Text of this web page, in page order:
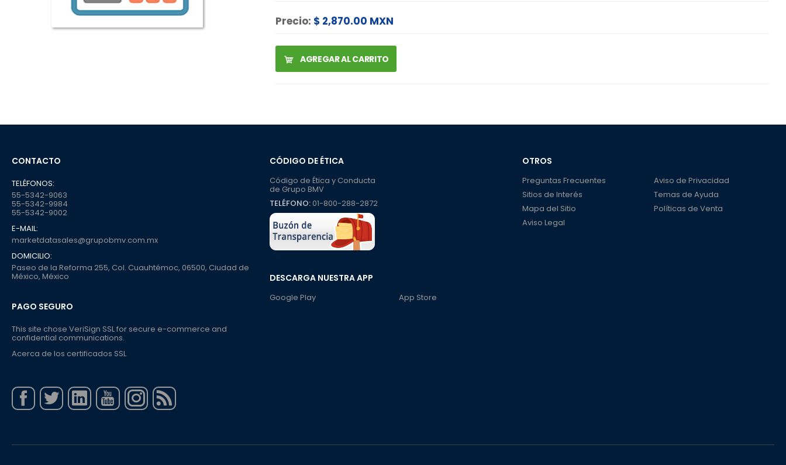
Precio: $ 2,870.00 MXN
AGREGAR AL CARRITO
CÓDIGO DE ÉTICA
Código de Ética y Conducta
de Grupo BMV
TELÉFONO:01-800-288-2872
DESCARGA NUESTRA APP
Google Play App Store
OTROS
Preguntas Frecuentes
Sitios de Interés
Mapa del Sitio
Aviso Legal
Aviso de Privacidad
Temas de Ayuda
Políticas de Venta
CONTACTO
TELÉFONOS:
55-5342-9063
55-5342-9984
55-5342-9002
E-MAIL:
marketdatasales@grupobmv.com.mx
DOMICILIO:
Paseo de la Reforma 255, Col. Cuauhtémoc, 06500, Ciudad de
México, México
PAGO SEGURO
This site chose VeriSign SSL for secure e-commerce and
confidential communications.
Acerca de los certificados SSL